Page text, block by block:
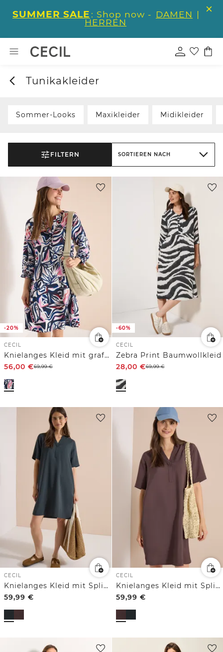
SUMMER SALE : Shop now - DAMEN |
HERREN
Tunikakleider
Sommer-Looks Maxikleider Midikleider
FILTERN SORTIEREN NACH
-20%
CECIL
Knielanges Kleid mit grafischem Muster
56,00 €69,99€
-60%
CECIL
Zebra Print Baumwollkleid
28,00 €69,99€
CECIL
Knielanges Kleid mit Split Neck
59,99 €
CECIL
Knielanges Kleid mit Split Neck
59,99 €